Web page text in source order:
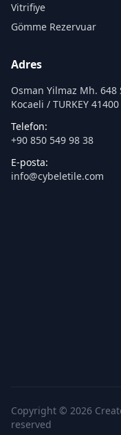
Vitrifiye
Gömme Rezervuar
Adres
Osman Yilmaz Mh. 648
Kocaeli / TURKEY 41400
Telefon:
+90 850 549 98 38
E-posta:
info@cybeletile.com
Copyright © 2026
reserved